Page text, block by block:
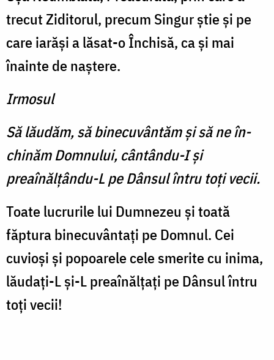
trecut Ziditorul, precum Singur ştie şi pe
care iarăşi a lăsat-o Închisă, ca şi mai
înainte de naştere.
Irmosul
Să lăudăm, să binecuvântăm şi să ne în­
chinăm Domnului, cântându-I şi
preaînălţându-L pe Dânsul întru toţi vecii.
Toate lucrurile lui Dum­nezeu şi toată
făptura binecuvântaţi pe Domnul. Cei
cuvioşi şi popoarele cele smerite cu inima,
lăudaţi-L şi-L preaînălţaţi pe Dânsul întru
toţi vecii!